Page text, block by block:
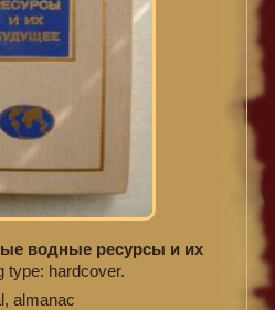
водные ресурсы и их
type: hardcover.
almanac